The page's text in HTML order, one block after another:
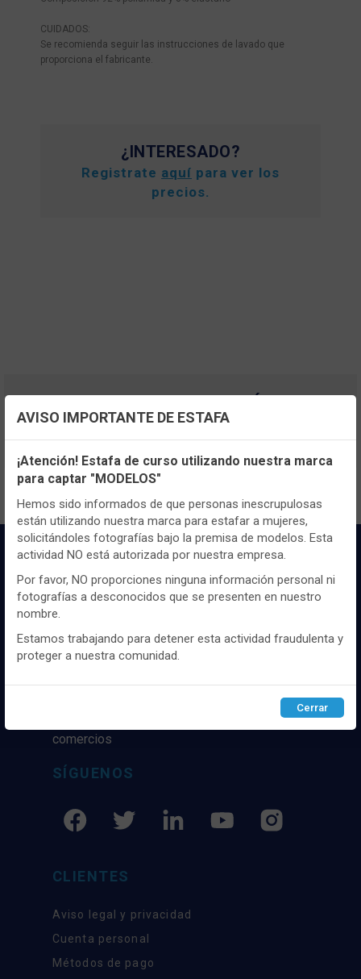
CUIDADOS:
Se recomienda seguir las instrucciones de lavado que
proporciona el fabricante.
¿INTERESADO?
Registrate aquí para ver los
precios.
TENEMOS MUCHOS MÁS !
Registrateaquí para poder ver todo el
contenido y los precios.
Distribuidor y mayorista textil de las mejores
mercado, marcas tanto nacionales como
experiencia como proveedor de los mejores
comercios
SÍGUENOS
CLIENTES
Aviso legal y privacidad
Cuenta personal
Métodos de pago
Configuración de cookies
Utilizamos cookies propias y de terceros, de sesión o
persistentes, para hacer funcionar de manera segura nuestra
página web y personalizar su contenido.
Igualmente, utilizamos cookies para medir y obtener datos de
la navegación que realizas y para ajustar el contenido a tus
gustos y preferencias.
Puedesconfigurary aceptar el uso de cookies a tu gusto.
Para obtener más información visita nuestra
cookies .
Configurar Rechazar ACEPTAR
AVISO IMPORTANTE DE ESTAFA
¡Atención! Estafa de curso utilizando nuestra marca
para captar "MODELOS"
Hemos sido informados de que personas inescrupulosas
están utilizando nuestra marca para estafar a mujeres,
solicitándoles fotografías bajo la premisa de modelos. Esta
actividad NO está autorizada por nuestra empresa.
Por favor, NO proporciones ninguna información personal ni
fotografías a desconocidos que se presenten en nuestro
nombre.
Estamos trabajando para detener esta actividad fraudulenta y
proteger a nuestra comunidad.
Cerrar